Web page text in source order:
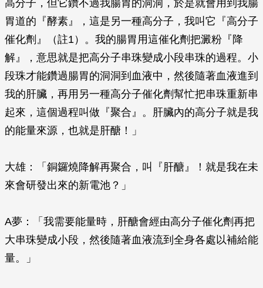
高分子，但它鑽不過我腸胃的洞洞，於是就會用到我腸
胃道的『酵素』，這是另一種高分子，我叫它『高分子
催化劑』（註1）。我的腸胃用這催化劑把澱粉『降
解』，意思就是把高分子串珠變成小段串珠的過程。小
段珠才能鑽過腸胃的洞洞到血液中，然後隨著血液進到
我的肝臟，再用另一種高分子催化劑幫忙把串珠重新串
起來，這個過程叫做『聚合』。肝臟內的高分子就是我
的能量來源，也就是肝醣！」
大雄：「銅鑼燒降解再聚合，叫『肝醣』！就是我在未
來會研發出來的新電池？」
A夢：「我需要能量時，肝醣會經由高分子催化劑再把
大串珠變成小段，然後隨著血液流到全身各處以補給能
量。」